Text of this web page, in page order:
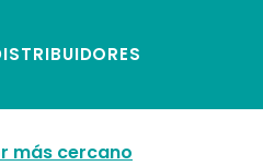
más cercano